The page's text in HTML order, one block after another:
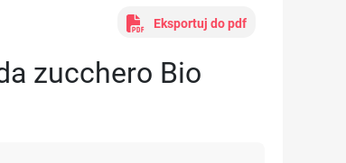
Eksportuj do pdf
zucchero Bio